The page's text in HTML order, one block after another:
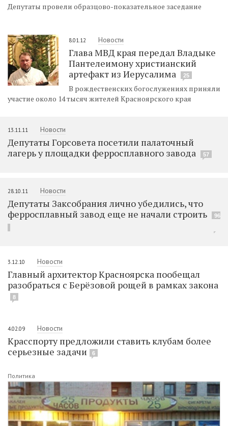
Депутаты провели образцово-показательное заседание
8.01.12 Новости
Глава МВД края передал Владыке
Пантелеимону христианский
артефакт из Иерусалима
25
В рождественских богослужениях приняли
участие около 14 тысяч жителей Красноярского края
13.11.11 Новости
Депутаты Горсовета посетили палаточный
лагерь у площадки ферросплавного завода
57
28.10.11 Новости
Депутаты Заксобрания лично убедились, что
ферросплавный завод еще не начали строить
96
3.12.10 Новости
Главный архитектор Красноярска пообещал
разобраться с Берёзовой рощей в рамках закона
8
4.02.09 Новости
Красспорту предложили ставить клубам более
серьезные задачи
6
Политика